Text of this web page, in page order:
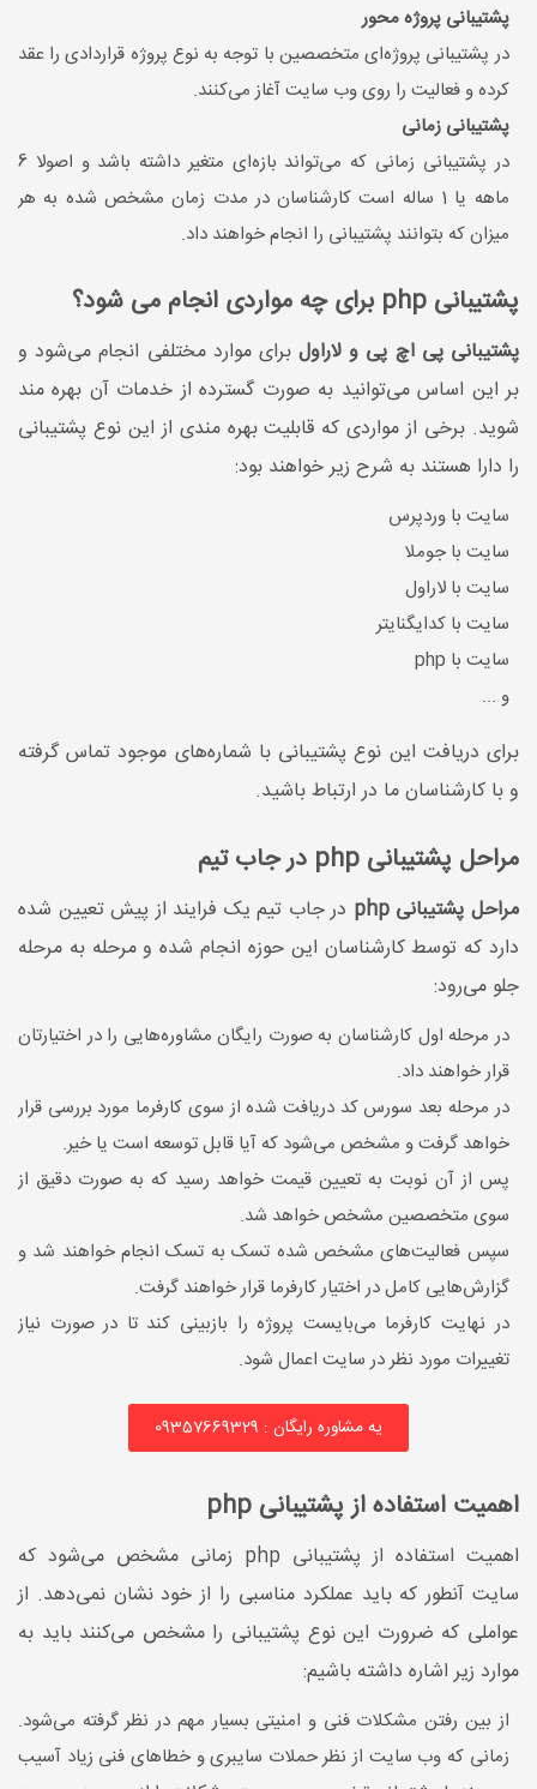
پشتیبانی پروژه محور
در پشتیبانی پروژه‌ای متخصصین با توجه به نوع پروژه قراردادی را عقد
کرده و فعالیت را روی وب سایت آغاز می‌کنند.
پشتیبانی زمانی
در پشتیبانی زمانی که می‌تواند بازه‌ای متغیر داشته باشد و اصولا 6
ماهه یا 1 ساله است کارشناسان در مدت زمان مشخص شده به هر
میزان که بتوانند پشتیبانی را انجام خواهند داد.
پشتیبانی php برای چه مواردی انجام می شود؟
پشتیبانی پی اچ پی و لاراولبرای موارد مختلفی انجام می‌شود و
بر این اساس می‌توانید به صورت گسترده از خدمات آن بهره مند
شوید. برخی از مواردی که قابلیت بهره مندی از این نوع پشتیبانی
را دارا هستند به شرح زیر خواهند بود:
سایت با وردپرس
سایت با جوملا
سایت با لاراول
سایت با کدایگنایتر
سایت با php
و ...
برای دریافت این نوع پشتیبانی با شماره‌های موجود تماس گرفته
و با کارشناسان ما در ارتباط باشید.
مراحل پشتیبانی php در جاب تیم
مراحل پشتیبانی php
در جاب تیم یک فرایند از پیش تعیین شده
دارد که توسط کارشناسان این حوزه انجام شده و مرحله به مرحله
جلو می‌رود:
در مرحله اول کارشناسان به صورت رایگان مشاوره‌هایی را در اختیارتان
قرار خواهند داد.
در مرحله بعد سورس کد دریافت شده از سوی کارفرما مورد بررسی قرار
خواهد گرفت و مشخص می‌شود که آیا قابل توسعه است یا خیر.
پس از آن نوبت به تعیین قیمت خواهد رسید که به صورت دقیق از
سوی متخصصین مشخص خواهد شد.
سپس فعالیت‌های مشخص شده تسک به تسک انجام خواهند شد و
گزارش‌هایی کامل در اختیار کارفرما قرار خواهند گرفت.
در نهایت کارفرما می‌بایست پروژه را بازبینی کند تا در صورت نیاز
تغییرات مورد نظر در سایت اعمال شود.
یه مشاوره رایگان : 09357669329
اهمیت استفاده از پشتیبانی php
اهمیت استفاده از پشتیبانی php زمانی مشخص می‌شود که
سایت آنطور که باید عملکرد مناسبی را از خود نشان نمی‌دهد. از
عواملی که ضرورت این نوع پشتیبانی را مشخص می‌کنند باید به
موارد زیر اشاره داشته باشیم:
از بین رفتن مشکلات فنی و امنیتی بسیار مهم در نظر گرفته می‌شود.
زمانی که وب سایت از نظر حملات سایبری و خطاهای فنی زیاد آسیب